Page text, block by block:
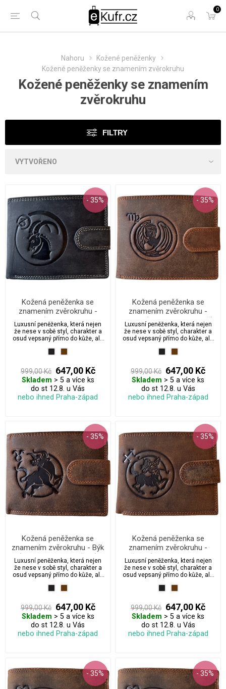
0
Nahoru
Kožené peněženky
Kožené peněženky se znamením zvěrokruhu
Kožené peněženky se znamením
zvěrokruhu
FILTRY
- 35%
Kožená peněženka se
znamením zvěrokruhu -
Kozoroh (22. prosince – 19.
ledna)
Luxusní peněženka, která nejen
že nese v sobě styl, charakter a
osud vepsaný přímo do kůže, ale
zážitek. Vyberte si svou verzi: od
elegantní “S péčí – impregnace
zdarma”, přes „S péčí + dárkem“
až po oblíbenou verzi „Pro štěstí s
péčí + pravý čtyřlístek“ — darujte
více než jen peněženku. Dostupné
999,00 Kč 647,00 Kč
Skladem > 5 a více ks
do st 12.8. u Vás
nebo ihned Praha-západ
- 35%
Kožená peněženka se
znamením zvěrokruhu -
Panna (23. srpna – 22. září)
Luxusní peněženka, která nejen
že nese v sobě styl, charakter a
osud vepsaný přímo do kůže, ale
zážitek. Vyberte si svou verzi: od
elegantní “S péčí – impregnace
zdarma”, přes „S péčí + dárkem“
až po oblíbenou verzi „Pro štěstí s
péčí + pravý čtyřlístek“ — darujte
více než jen peněženku. Dostupné
999,00 Kč 647,00 Kč
Skladem > 5 a více ks
do st 12.8. u Vás
nebo ihned Praha-západ
- 35%
Kožená peněženka se
znamením zvěrokruhu - Býk
(20. dubna – 20. května)
Luxusní peněženka, která nejen
že nese v sobě styl, charakter a
osud vepsaný přímo do kůže, ale
dárkového balení, které promění
zážitek. Vyberte si svou verzi: od
elegantní “S péčí – impregnace
zdarma”, přes „S péčí + dárkem“
až po oblíbenou verzi „Pro štěstí s
péčí + pravý čtyřlístek“ — darujte
více než jen peněženku. Dostupné
999,00 Kč 647,00 Kč
Skladem > 5 a více ks
do st 12.8. u Vás
nebo ihned Praha-západ
- 35%
Kožená peněženka se
znamením zvěrokruhu -
Střelec (22. listopadu – 21.
prosince)
Luxusní peněženka, která nejen
že nese v sobě styl, charakter a
osud vepsaný přímo do kůže, ale
dárkového balení, které promění
zážitek. Vyberte si svou verzi: od
elegantní “S péčí – impregnace
zdarma”, přes „S péčí + dárkem“
až po oblíbenou verzi „Pro štěstí s
péčí + pravý čtyřlístek“ — darujte
více než jen peněženku. Dostupné
999,00 Kč 647,00 Kč
Skladem > 5 a více ks
do st 12.8. u Vás
nebo ihned Praha-západ
- 35% - 35%